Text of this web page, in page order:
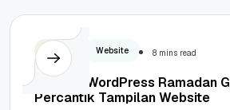
Design Website 8 mins read
7 Plugin WordPress Ramadan
Percantik Tampilan Website